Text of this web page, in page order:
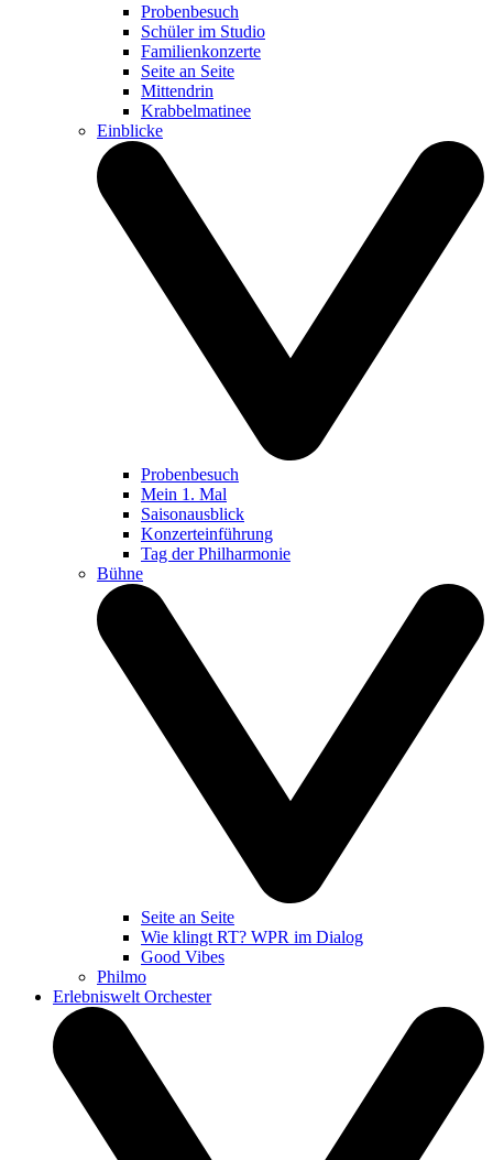
Probenbesuch
Schüler im Studio
Familienkonzerte
Seite an Seite
Mittendrin
Krabbelmatinee
Einblicke
Probenbesuch
Mein 1. Mal
Saisonausblick
Konzerteinführung
Tag der Philharmonie
Bühne
Seite an Seite
Wie klingt RT? WPR im Dialog
Good Vibes
Philmo
Erlebniswelt Orchester